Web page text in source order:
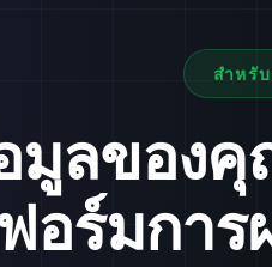
สำหรั
มูลของ
อร์มกา